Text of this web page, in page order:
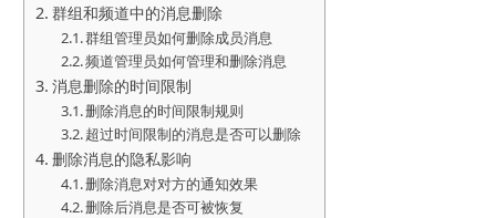
群组和频道中的消息删除
群组管理员如何删除成员消息
频道管理员如何管理和删除消息
消息删除的时间限制
删除消息的时间限制规则
超过时间限制的消息是否可以删除
删除消息的隐私影响
删除消息对对方的通知效果
删除后消息是否可被恢复